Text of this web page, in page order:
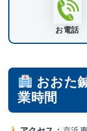
お電話
おおた
業時間